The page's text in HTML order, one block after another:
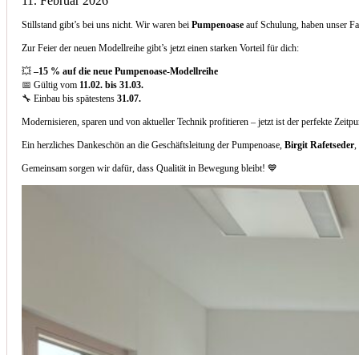
Stillstand gibt’s bei uns nicht. Wir waren beiPumpenoase auf Schulung, haben unser
Zur Feier der neuen Modellreihe gibt’s jetzt einen starken Vorteil für dich:
💥–15 % auf die neue Pumpenoase-Modellreihe
📅 Gültig vom 11.02. bis 31.03.
🔧 Einbau bis spätestens31.07.
Modernisieren, sparen und von aktueller Technik profitieren – jetzt ist der perfekte
Ein herzliches Dankeschön an die Geschäftsleitung der Pumpenoase,Birgit Rafetseder
Gemeinsam sorgen wir dafür, dass Qualität in Bewegung bleibt! 💙